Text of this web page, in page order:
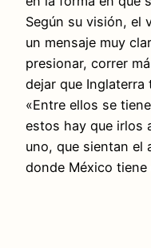
Según su visión, el
un mensaje muy
presionar, correr
dejar que Inglaterra
«Entre ellos se
estos hay que irlos
uno, que sientan el
donde México tiene